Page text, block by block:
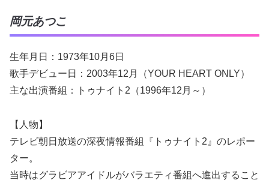
岡元あつこ
生年月日：1973年10月6日
歌手デビュー日：2003年12月（YOUR HEART ONLY）
主な出演番組：トゥナイト2（1996年12月～）
【人物】
テレビ朝日放送の深夜情報番組『トゥナイト2』のレポー
ター。
当時はグラビアアイドルがバラエティ番組へ進出すること